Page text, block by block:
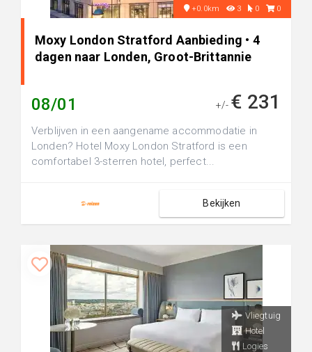
+0.0km 3 0 0
Moxy London Stratford Aanbieding • 4
dagen naar Londen, Groot-Brittannie
08/01 +/- € 231
Verblijven in een aangename accommodatie in
Londen? Hotel Moxy London Stratford is een
comfortabel 3-sterren hotel, perfect...
Bekijken
Vliegtuig
Hotel
Logies